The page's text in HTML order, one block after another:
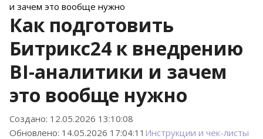
и зачем это вообще нужно
Как подготовить
Битрикс24 к внедрению
BI-аналитики и зачем
это вообще нужно
Создано: 12.05.2026 13:10:08
Обновлено: 14.05.2026 17:04:11 Инструкции и чек-листы